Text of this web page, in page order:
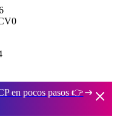
en pocos pasos 👉